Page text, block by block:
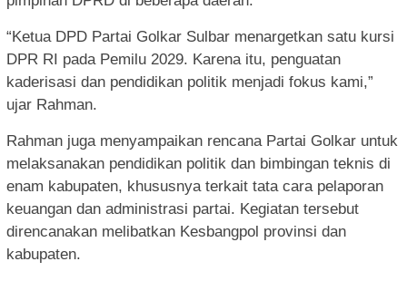
“Ketua DPD Partai Golkar Sulbar menargetkan satu kursi
DPR RI pada Pemilu 2029. Karena itu, penguatan
kaderisasi dan pendidikan politik menjadi fokus kami,”
ujar Rahman.
Rahman juga menyampaikan rencana Partai Golkar untuk
melaksanakan pendidikan politik dan bimbingan teknis di
enam kabupaten, khususnya terkait tata cara pelaporan
keuangan dan administrasi partai. Kegiatan tersebut
direncanakan melibatkan Kesbangpol provinsi dan
kabupaten.